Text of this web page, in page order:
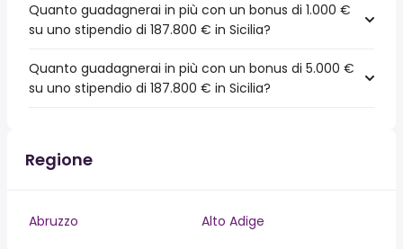
Quanto guadagnerai in più con un bonus di 1.000 €
su uno stipendio di 187.800 € in Sicilia?
Quanto guadagnerai in più con un bonus di 5.000 €
su uno stipendio di 187.800 € in Sicilia?
Regione
Abruzzo
Alto Adige